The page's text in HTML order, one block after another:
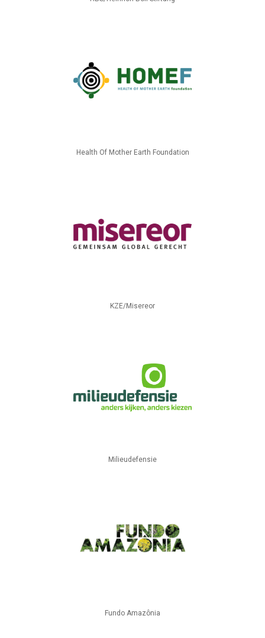
Health Of Mother Earth Foundation
KZE/Misereor
Milieudefensie
Fundo Amazônia